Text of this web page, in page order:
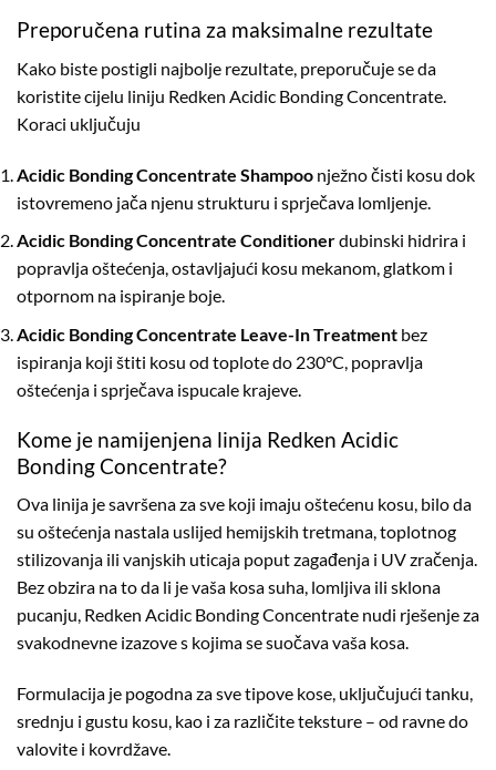
Preporučena rutina za maksimalne rezultate
Kako biste postigli najbolje rezultate, preporučuje se da
koristite cijelu liniju Redken Acidic Bonding Concentrate.
Koraci uključuju
Acidic Bonding Concentrate Shampoo nježno čisti kosu dok
istovremeno jača njenu strukturu i sprječava lomljenje.
Acidic Bonding Concentrate Conditionerdubinski hidrira i
popravlja oštećenja, ostavljajući kosu mekanom, glatkom i
otpornom na ispiranje boje.
Acidic Bonding Concentrate Leave-In Treatment bez
ispiranja koji štiti kosu od toplote do 230°C, popravlja
oštećenja i sprječava ispucale krajeve.
Kome je namijenjena linija Redken Acidic
Bonding Concentrate?
Ova linija je savršena za sve koji imaju oštećenu kosu, bilo da
su oštećenja nastala uslijed hemijskih tretmana, toplotnog
stilizovanja ili vanjskih uticaja poput zagađenja i UV zračenja.
Bez obzira na to da li je vaša kosa suha, lomljiva ili sklona
pucanju, Redken Acidic Bonding Concentrate nudi rješenje za
svakodnevne izazove s kojima se suočava vaša kosa.
Formulacija je pogodna za sve tipove kose, uključujući tanku,
srednju i gustu kosu, kao i za različite teksture – od ravne do
valovite i kovrdžave.